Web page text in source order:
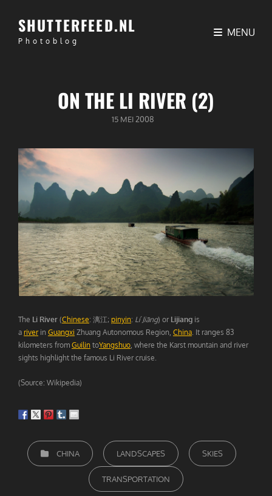
SHUTTERFEED.NL
Photoblog
MENU
ON THE LI RIVER (2)
GEPUBLICEERD
15 MEI 2008
The Li River (Chinese: 漓江; pinyin: Lí Jiāng) or Lijiang is
a riverin Guangxi Zhuang Autonomous Region, China . It ranges 83
kilometers from Guilin toYangshuo , where the Karst mountain and river
sights highlight the famous Li River cruise.
(Source: Wikipedia)
CATEGORIEËN
CHINA LANDSCAPES SKIES
TRANSPORTATION